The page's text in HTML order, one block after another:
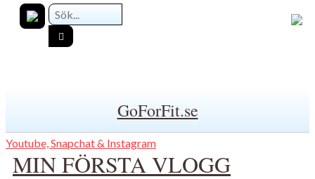
GoForFit.se
Youtube, Snapchat & Instagram
MIN FÖRSTA VLOGG